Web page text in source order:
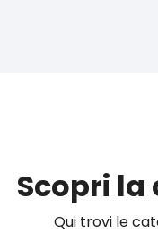
Scopri la
Qui trovi le